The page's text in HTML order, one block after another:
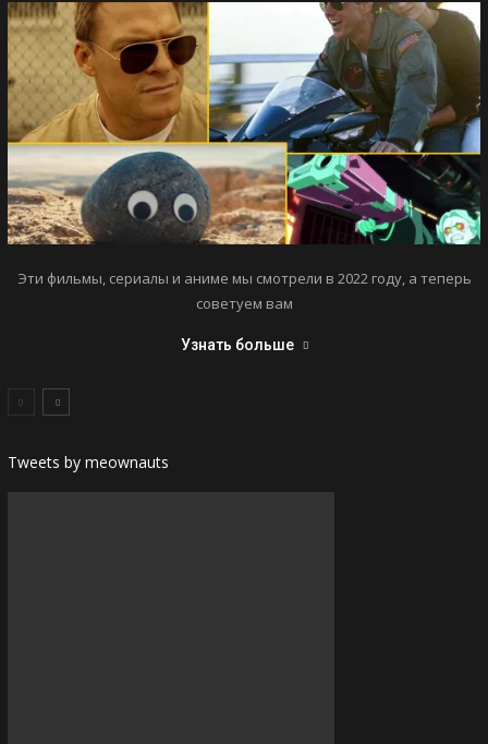
Эти фильмы, сериалы и аниме мы смотрели в 2022 году, а теперь
советуем вам
Узнать больше
Tweets by meownauts